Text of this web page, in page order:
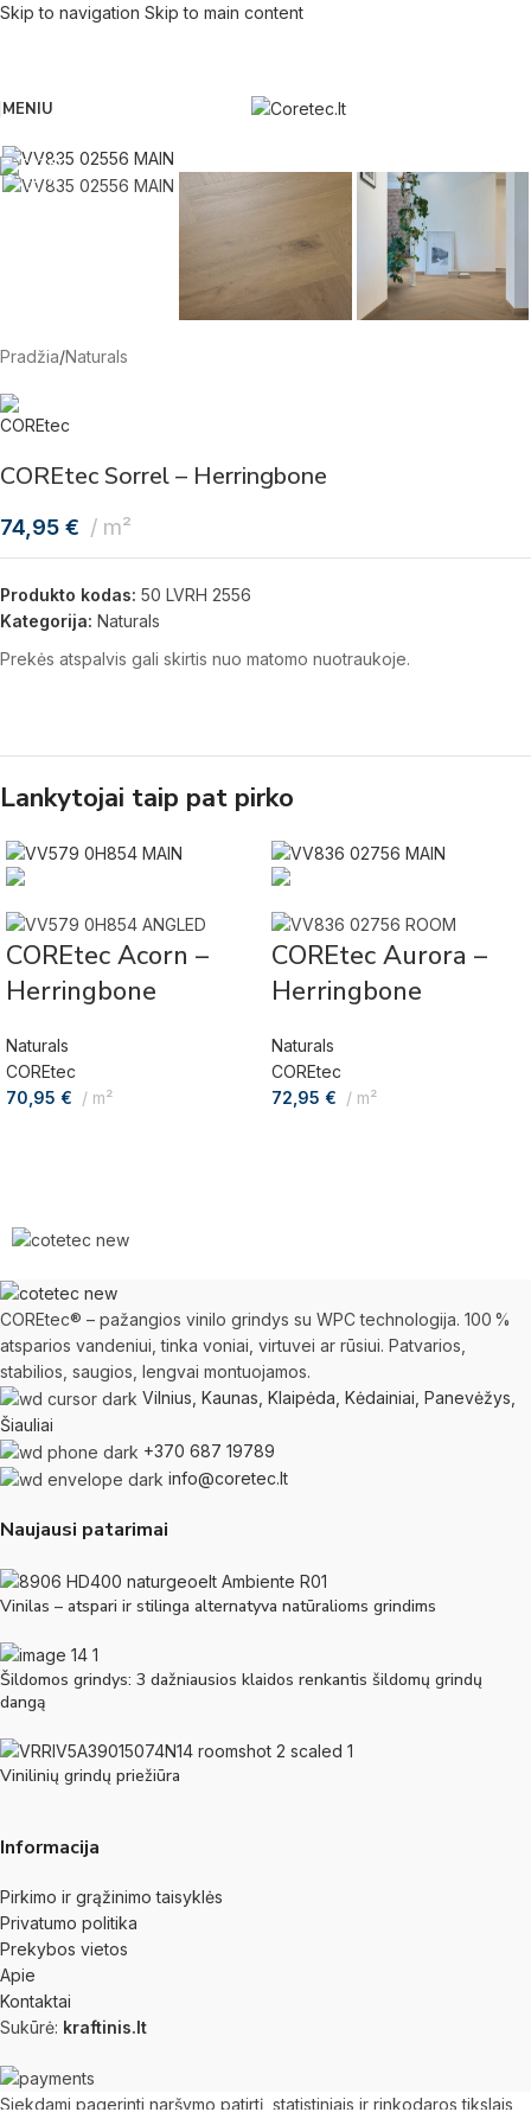
Skip to navigation Skip to main content
MENIU
Pradžia/Naturals
COREtec Sorrel – Herringbone
74,95 € m²
Produkto kodas: 50 LVRH 2556
Kategorija: Naturals
Prekės atspalvis gali skirtis nuo matomo nuotraukoje.
Lankytojai taip pat pirko
COREtec Acorn –
Herringbone
Naturals
COREtec
70,95 € m²
COREtec Aurora –
Herringbone
Naturals
COREtec
72,95 € m²
COREtec® – pažangios vinilo grindys su WPC technologija. 100 %
atsparios vandeniui, tinka voniai, virtuvei ar rūsiui. Patvarios,
stabilios, saugios, lengvai montuojamos.
Vilnius, Kaunas, Klaipėda, Kėdainiai, Panevėžys,
Šiauliai
+370 687 19789
info@coretec.lt
Naujausi patarimai
Vinilas – atspari ir stilinga alternatyva natūralioms grindims
Šildomos grindys: 3 dažniausios klaidos renkantis šildomų grindų
dangą
Vinilinių grindų priežiūra
Informacija
Pirkimo ir grąžinimo taisyklės
Privatumo politika
Prekybos vietos
Apie
Kontaktai
Sukūrė: kraftinis.lt
Siekdami pagerinti naršymo patirtį, statistiniais ir rinkodaros tikslais